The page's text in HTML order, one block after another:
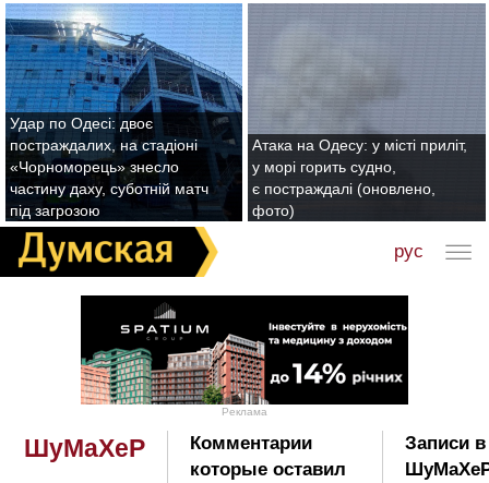
Удар по Одесі: двоє
постраждалих, на стадіоні
«Чорноморець» знесло
частину даху, суботній матч
під загрозою
Атака на Одесу: у місті приліт,
у морі горить судно,
є постраждалі (оновлено,
фото)
рус
Реклама
ШуМаХеР
Комментарии
которые оставил
Записи